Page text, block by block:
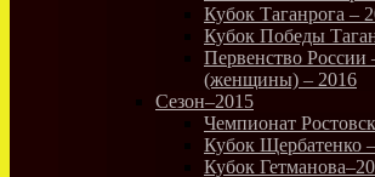
Кубок Таганрога –
Кубок Победы
Первенство России
(женщины) – 2016
Сезон–2015
Чемпионат
Кубок Щербатенко
Кубок